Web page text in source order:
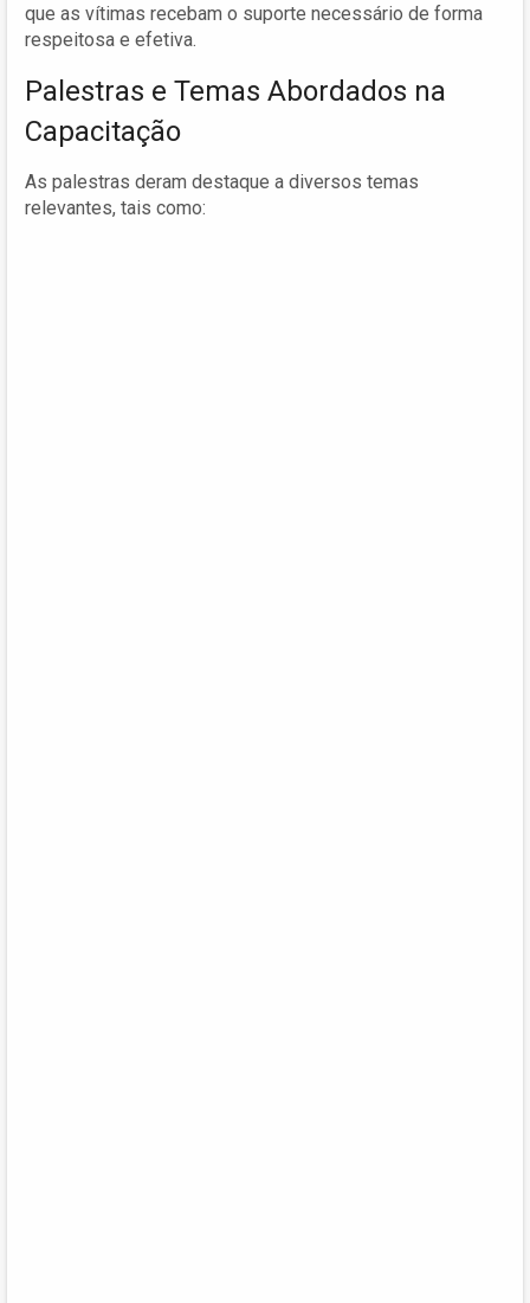
que as vítimas recebam o suporte necessário de forma
respeitosa e efetiva.
Palestras e Temas Abordados na
Capacitação
As palestras deram destaque a diversos temas
relevantes, tais como: